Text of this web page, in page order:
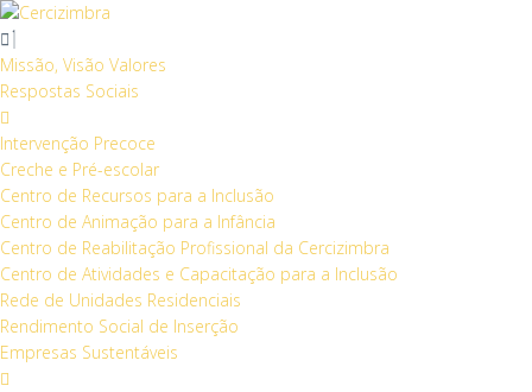
S
k
i
p
t
o
c
o
n
t
e
n
t
Missão, Visão Valores
Respostas Sociais
Intervenção Precoce
Creche e Pré-escolar
Centro de Recursos para a Inclusão
Centro de Animação para a Infância
Centro de Reabilitação Profissional da Cercizimbra
Centro de Atividades e Capacitação para a Inclusão
Rede de Unidades Residenciais
Rendimento Social de Inserção
Empresas Sustentáveis